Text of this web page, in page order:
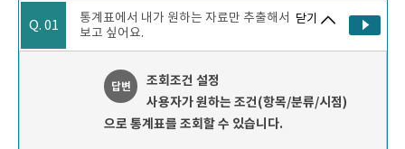
Q. 01
통계표에서 내가 원하는 자료만 추출해서
보고 싶어요.
답변
조회조건 설정
사용자가 원하는 조건(항목/분류/시점)
으로 통계표를 조회할 수 있습니다.
닫기